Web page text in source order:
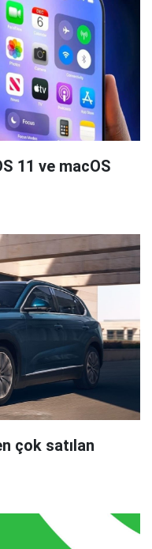
11 ve macOS
çok satılan